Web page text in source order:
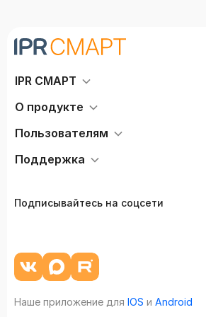
IPR СМАРТ
О продукте
Пользователям
Поддержка
Подписывайтесь на соцсети
Наше приложение для IOS и Android